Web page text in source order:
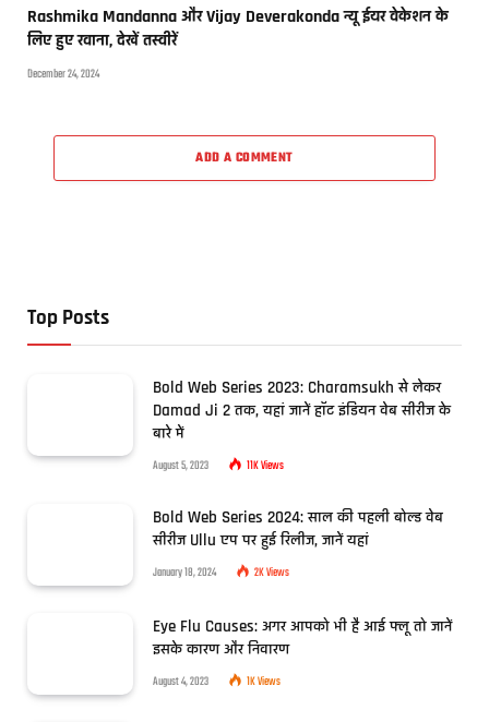
Rashmika Mandanna और Vijay Deverakonda न्यू ईयर वेकेशन के
लिए हुए रवाना, देखें तस्वीरें
December 24, 2024
ADD A COMMENT
Top Posts
Bold Web Series 2023: Charamsukh से लेकर
Damad Ji 2 तक, यहां जानें हॉट इंडियन वेब सीरीज के
बारे में
August 5, 2023 11KViews
Bold Web Series 2024: साल की पहली बोल्ड वेब
सीरीज Ullu एप पर हुई रिलीज, जानें यहां
January 18, 2024 2KViews
Eye Flu Causes: अगर आपको भी है आई फ्लू तो जानें
इसके कारण और निवारण
August 4, 2023 1KViews